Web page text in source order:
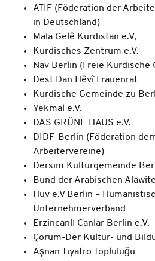
ATIF (Föderation der
in Deutschland)
Mala Gelê Kurdistan e.V,
Kurdisches Zentrum e.V.
Nav Berlin (Freie Kurdische
Dest Dan Hêvî Frauenrat
Kurdische Gemeinde zu
Yekmal e.V.
DAS GRÜNE HAUS e.V.
DIDF-Berlin (Föderation
Arbeitervereine)
Dersim Kulturgemeinde
Bund der Arabischen
Huv e.V Berlin –
Unternehmerverband
Erzincanlı Canlar Berlin e.V.
Çorum-Der Kultur- und
Aşnan Tiyatro Topluluğu